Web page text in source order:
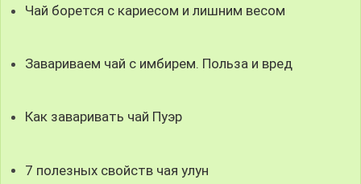
Чай борется с кариесом и лишним весом
Завариваем чай с имбирем. Польза и вред
Как заваривать чай Пуэр
7 полезных свойств чая улун